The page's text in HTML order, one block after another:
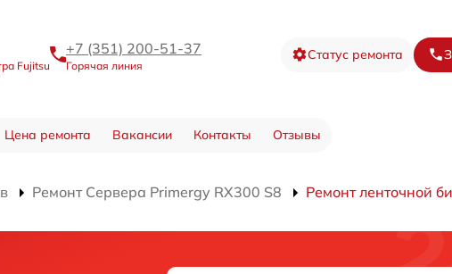
Fujitsu
+7 (351) 200-51-37
Горячая линия
Статус ремонта
Цена ремонта Вакансии Контакты Отзывы
Ремонт Сервера Primergy RX300 S8 Ремонт ленточной